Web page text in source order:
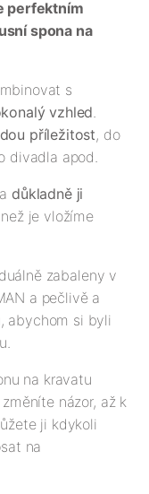
perfektním
spona na
s
vzhled
příležitost, do
divadla apod.
důkladně ji
je vložíme
zabaleny v
a pečlivě a
abychom si byli
na kravatu
názor, až k
ji kdykoli
na